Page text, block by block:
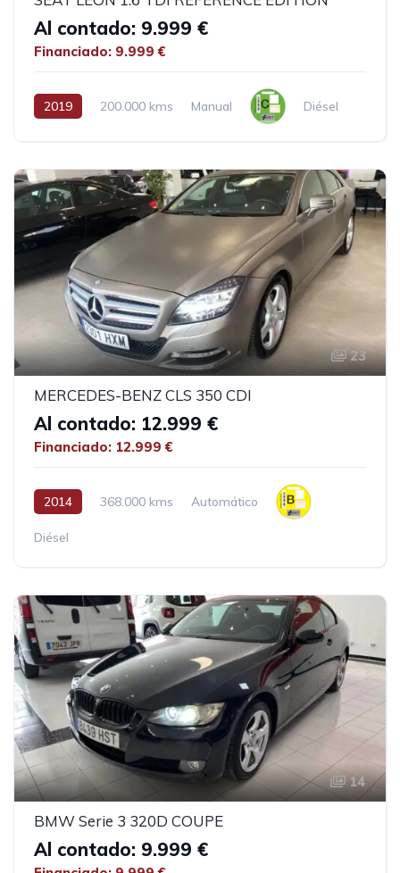
Al contado: 9.999 €
Financiado: 9.999 €
2019 200.000 kms Manual Diésel
23
MERCEDES-BENZ CLS 350 CDI
Al contado: 12.999 €
Financiado: 12.999 €
2014 368.000 kms Automático
Diésel
14
BMW Serie 3 320D COUPE
Al contado: 9.999 €